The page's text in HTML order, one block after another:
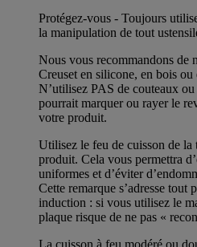
Protégez-vous - Toujours
la manipulation de tout
Nous vous recommandons de
Creuset en silicone, en bois
N’utilisez PAS de couteaux ou
pourrait marquer ou rayer le
votre produit.
Utilisez le feu de cuisson de
produit. Cela vous permettra
uniformes et d’éviter
Cette remarque s’adresse tout
induction : si vous utilisez le
plaque risque de ne pas «